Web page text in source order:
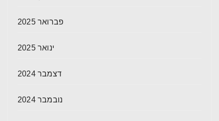
פברואר 2025
ינואר 2025
דצמבר 2024
נובמבר 2024